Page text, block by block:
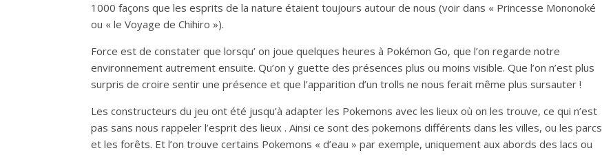
1000 façons que les esprits de la nature étaient toujours autour de nous (voir dans « Princesse Mononoké
ou « le Voyage de Chihiro »).
Force est de constater que lorsqu’ on joue quelques heures à Pokémon Go, que l’on regarde notre
environnement autrement ensuite. Qu’on y guette des présences plus ou moins visible. Que l’on n’est plus
surpris de croire sentir une présence et que l’apparition d’un trolls ne nous ferait même plus sursauter !
Les constructeurs du jeu ont été jusqu’à adapter les Pokemons avec les lieux où on les trouve, ce qui n’est
pas sans nous rappeler l’esprit des lieux . Ainsi ce sont des pokemons différents dans les villes, ou les parcs
et les forêts. Et l’on trouve certains Pokemons « d’eau » par exemple, uniquement aux abords des lacs ou